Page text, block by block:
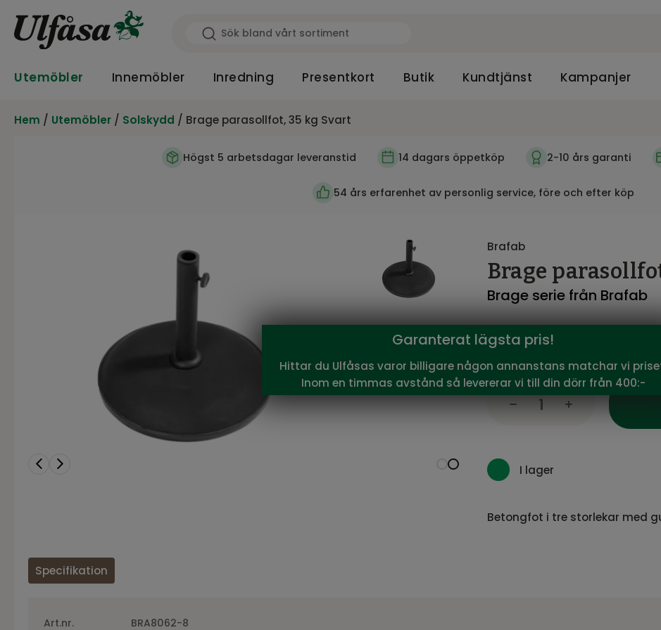
Utemöbler Innemöbler Inredning Presentkort Butik Kundtjänst Kampanjer
Hem / Utemöbler / Solskydd / Brage parasollfot, 35 kg Svart
Högst 5 arbetsdagar leveranstid 14 dagars öppetköp 2-10 års garanti
54 års erfarenhet av personlig service, före och efter köp
Brafab
Brage
Brage serie från Brafab
Vårt pris:711
I lager
Betongfot i tre storlekar med
Specifikation
Art.nr. BRA8062-8
Garanterat lägsta pris!
Hittar du Ulfåsas varor billigare någon annanstans matchar vi
Inom en timmas avstånd så levererar vi till din dörr från 400:-